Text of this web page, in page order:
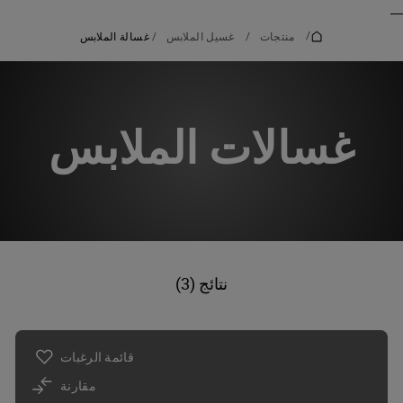
/ منتجات / غسيل الملابس / غسالة الملابس
غسالات الملابس
نتائج (3)
قائمة الرغبات
مقارنة